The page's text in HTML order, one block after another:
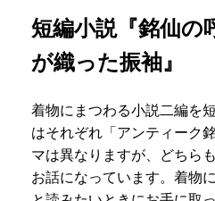
短編小説『銘仙の
が織った振袖』
着物にまつわる小説二編を
はそれぞれ「アンティーク
マは異なりますが、どちら
お話になっています。着物